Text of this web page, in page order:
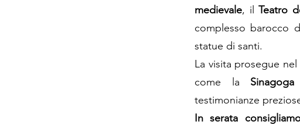
medievale, ilTeatro
complesso barocco
statue di santi.
La visita prosegue nel
come la
testimonianze
In serata